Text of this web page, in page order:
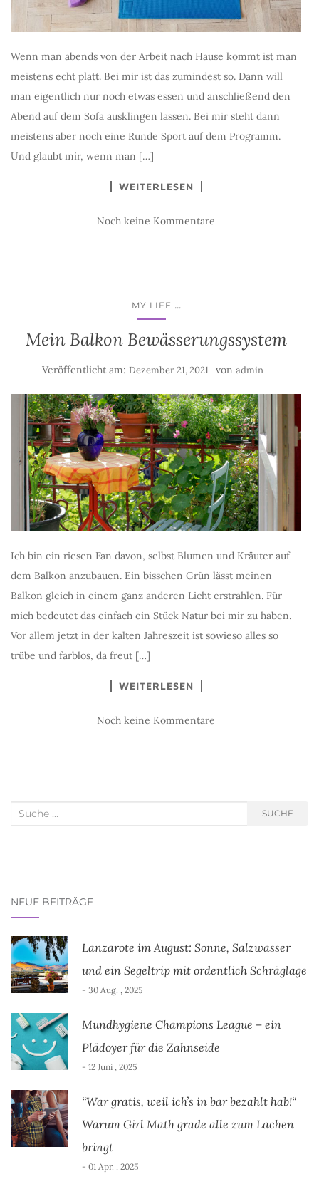
Wenn man abends von der Arbeit nach Hause kommt ist man
meistens echt platt. Bei mir ist das zumindest so. Dann will
man eigentlich nur noch etwas essen und anschließend den
Abend auf dem Sofa ausklingen lassen. Bei mir steht dann
meistens aber noch eine Runde Sport auf dem Programm.
Und glaubt mir, wenn man […]
WEITERLESEN
Noch keine Kommentare
MY LIFE ...
Mein Balkon Bewässerungssystem
Veröffentlicht am: Dezember 21, 2021 von admin
Ich bin ein riesen Fan davon, selbst Blumen und Kräuter auf
dem Balkon anzubauen. Ein bisschen Grün lässt meinen
Balkon gleich in einem ganz anderen Licht erstrahlen. Für
mich bedeutet das einfach ein Stück Natur bei mir zu haben.
Vor allem jetzt in der kalten Jahreszeit ist sowieso alles so
trübe und farblos, da freut […]
WEITERLESEN
Noch keine Kommentare
Suche nach: SUCHE
NEUE BEITRÄGE
Lanzarote im August: Sonne, Salzwasser
und ein Segeltrip mit ordentlich Schräglage
- 30 Aug. , 2025
Mundhygiene Champions League – ein
Plädoyer für die Zahnseide
- 12 Juni , 2025
“War gratis, weil ich’s in bar bezahlt hab!“
Warum Girl Math grade alle zum Lachen
bringt
- 01 Apr. , 2025